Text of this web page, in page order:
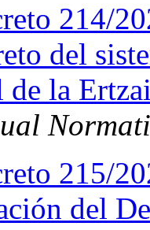
214/
del
de la
215/
del